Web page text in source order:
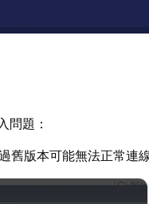
問題：
舊版本可能無法正常連